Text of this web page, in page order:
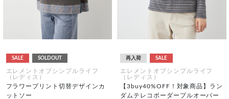
SALE SOLDOUT
エレメントオブシンプルライフ
（レディス）
フラワープリント切替デザインカ
ットソー
再入荷 SALE
エレメントオブシンプルライフ
（レディス）
【3buy40%OFF！対象商品】ラン
ダムテレコボーダープルオーバー